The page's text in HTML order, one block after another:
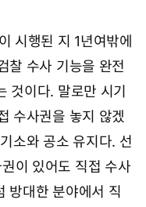
시행된 지 1년여밖에
찰 수사 기능을 완전
것이다. 말로만 시기
수사권을 놓지 않겠
소와 공소 유지다. 선
이 있어도 직접 수사
방대한 분야에서 직